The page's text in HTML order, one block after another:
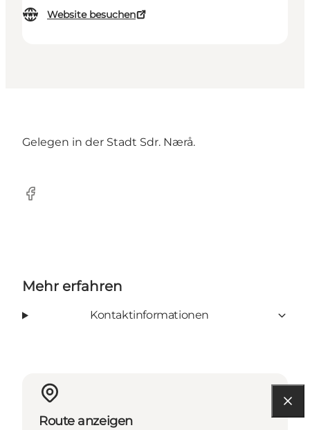
Website besuchen
Gelegen in der Stadt Sdr. Nærå.
Facebook
Mehr erfahren
Kontaktinformationen
Route anzeigen